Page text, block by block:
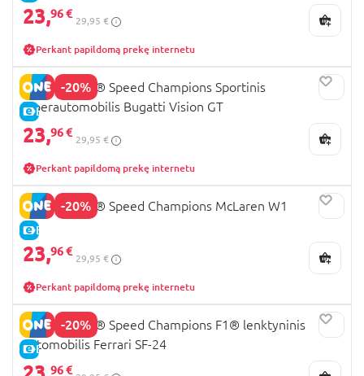
23,96 €
29,95 €
Perkant papildomą prekę internetu
-20%
E-KAINA
77253 LEGO® Speed Champions Sportinis
hiperautomobilis Bugatti Vision GT
23,96 €
29,95 €
Perkant papildomą prekę internetu
-20%
E-KAINA
77257 LEGO® Speed Champions McLaren W1
23,96 €
29,95 €
Perkant papildomą prekę internetu
-20%
E-KAINA
77242 LEGO® Speed Champions F1® lenktyninis
automobilis Ferrari SF-24
96 €